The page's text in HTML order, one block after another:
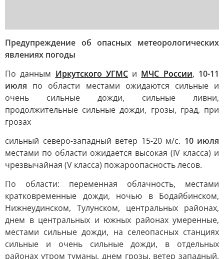
Предупреждение об опасных метеорологических
явлениях погоды
По данным Иркутского УГМСи МЧС России, 10-11
июля по области местами ожидаются сильные и
очень сильные дожди, сильные ливни,
продолжительные сильные дожди, грозы, град, при
грозах
сильный северо-западный ветер 15-20 м/с. 10 июля
местами по области ожидается высокая (IV класса) и
чрезвычайная (V класса) пожароопасность лесов.
По области: переменная облачность, местами
кратковременные дожди, ночью в Бодайбинском,
Нижнеудинском, Тулунском, центральных районах,
днем в центральных и южных районах умеренные,
местами сильные дожди, на селеопасных станциях
сильные и очень сильные дожди, в отдельных
районах утром туманы, днем грозы, ветер западный,